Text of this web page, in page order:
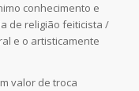
conhecimento e
de religião feiticista /
e o artisticamente
valor de troca